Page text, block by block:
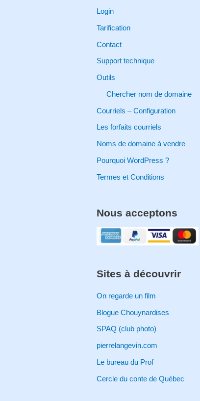
c
h
:
Login
Tarification
Contact
Support technique
Outils
Chercher nom de domaine
Courriels – Configuration
Les forfaits courriels
Noms de domaine à vendre
Pourquoi WordPress ?
Termes et Conditions
Nous acceptons
Sites à découvrir
On regarde un film
Blogue Chouynardises
SPAQ (club photo)
pierrelangevin.com
Le bureau du Prof
Cercle du conte de Québec